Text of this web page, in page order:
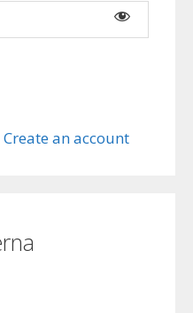
Create an account